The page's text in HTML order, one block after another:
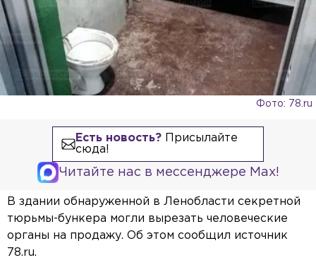
Фото: 78.ru
Есть новость?Присылайте
сюда!
Читайте нас в мессенджере Max!
В здании обнаруженной в Ленобласти секретной
тюрьмы-бункера могли вырезать человеческие
органы на продажу. Об этом сообщил источник
78.ru.